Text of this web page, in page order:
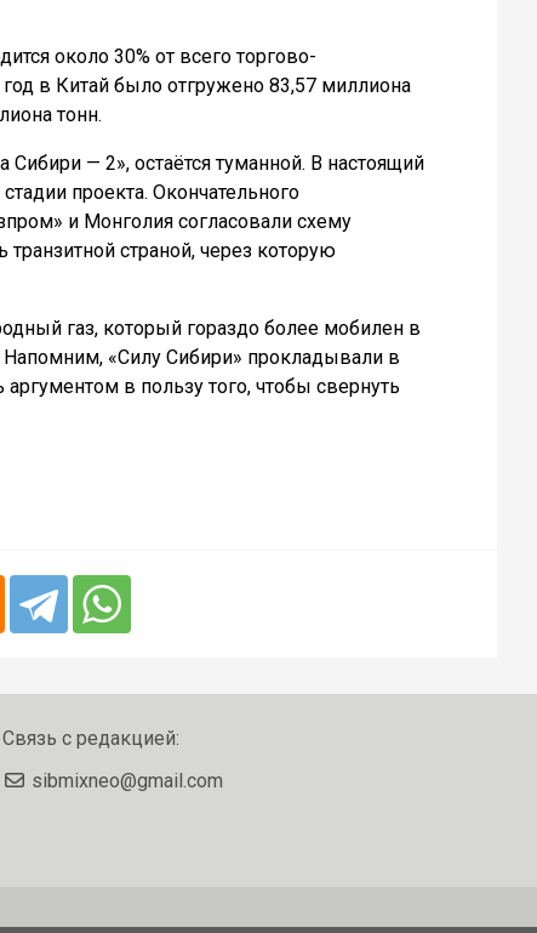
около 30% от всего торгово-
в Китай было отгружено 83,57 миллиона
тонн.
— 2», остаётся туманной. В настоящий
проекта. Окончательного
и Монголия согласовали схему
страной, через которую
газ, который гораздо более мобилен в
Напомним, «Силу Сибири» прокладывали в
аргументом в пользу того, чтобы свернуть
Связь с редакцией:
sibmixneo@gmail.com